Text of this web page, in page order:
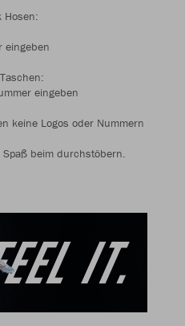
Hosen:
eingeben
eingeben
keine Logos oder Nummern
beim durchstöbern.